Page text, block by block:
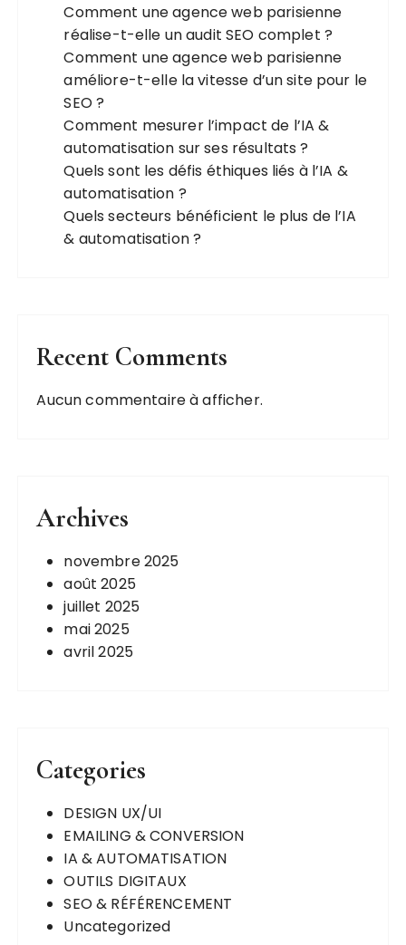
Comment une agence web parisienne
réalise-t-elle un audit SEO complet ?
Comment une agence web parisienne
améliore-t-elle la vitesse d’un site pour le
SEO ?
Comment mesurer l’impact de l’IA &
automatisation sur ses résultats ?
Quels sont les défis éthiques liés à l’IA &
automatisation ?
Quels secteurs bénéficient le plus de l’IA
& automatisation ?
Recent Comments
Aucun commentaire à afficher.
Archives
novembre 2025
août 2025
juillet 2025
mai 2025
avril 2025
Categories
DESIGN UX/UI
EMAILING & CONVERSION
IA & AUTOMATISATION
OUTILS DIGITAUX
SEO & RÉFÉRENCEMENT
Uncategorized